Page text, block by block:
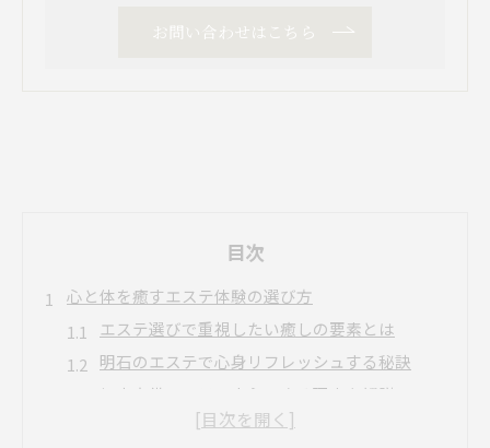
お問い合わせはこちら
目次
心と体を癒すエステ体験の選び方
エステ選びで重視したい癒しの要素とは
明石のエステで心身リフレッシュする秘訣
個室完備エステで安心できる理由を解説
安いエステと技術力のバランスを見極める方法